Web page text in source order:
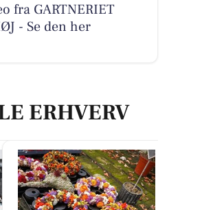
fra GARTNERIET
- Se den her
ERHVERV